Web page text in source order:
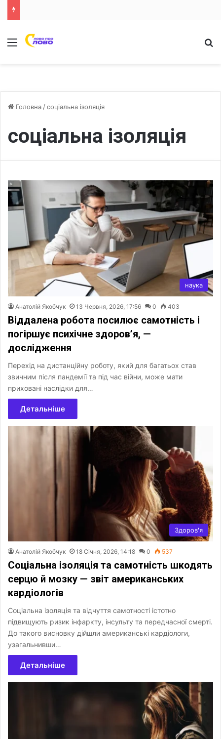
Меню
Головна /соціальна ізоляція
соціальна ізоляція
наука
Анатолій Якобчук 13 Червня, 2026, 17:56 0 403
Віддалена робота посилює самотність і
погіршує психічне здоров’я, —
дослідження
Перехід на дистанційну роботу, який для багатьох став
звичним після пандемії та під час війни, може мати
приховані наслідки для…
Детальніше
Здоров'я
Анатолій Якобчук 18 Січня, 2026, 14:18 0 537
Соціальна ізоляція та самотність шкодять
серцю й мозку — звіт американських
кардіологів
Соціальна ізоляція та відчуття самотності істотно
підвищують ризик інфаркту, інсульту та передчасної смерті.
До такого висновку дійшли американські кардіологи,
узагальнивши…
Детальніше